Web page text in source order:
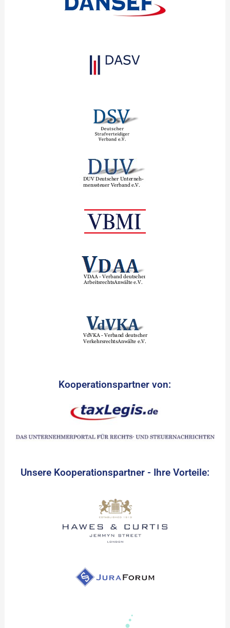
Kooperationspartner von:
Unsere Kooperationspartner - Ihre Vorteile: